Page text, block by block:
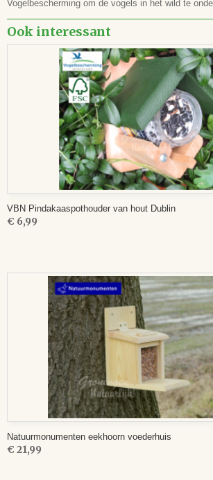
Vogelbescherming om de vogels in het wild te
Ook interessant
VBN Pindakaaspothouder van hout Dublin
€ 6,99
Natuurmonumenten eekhoorn voederhuis
€ 21,99